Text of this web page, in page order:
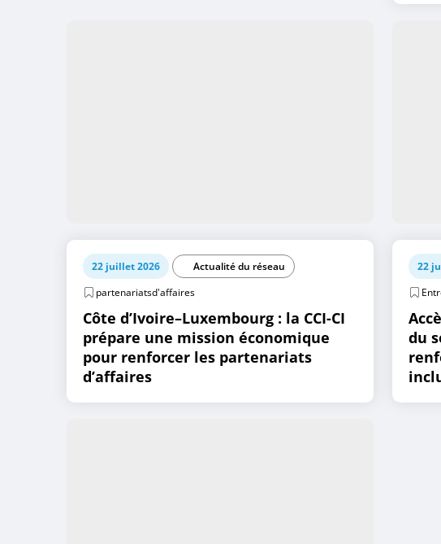
22 juillet 2026
Actualité du réseau
partenariatsd'affaires
Côte d’Ivoire–Luxembourg : la CCI-CI
prépare une mission économique
pour renforcer les partenariats
d’affaires
22
du